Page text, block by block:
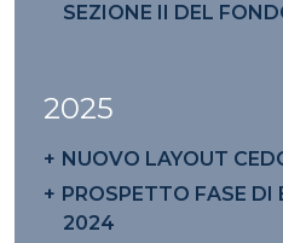
SEZIONE II DEL
2025
NUOVO LAYOUT
PROSPETTO FASE DI
2024